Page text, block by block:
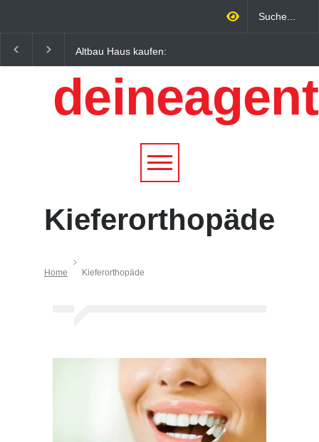
Altbau Haus kaufen:
Unterschiede zwischen
Süddeutschland und
Österreich einfach erklärt
Wirtschaftsfaktor: Wie
Qualitätstourismus
profitieren
Kieferorthopäde
Home Kieferorthopäde